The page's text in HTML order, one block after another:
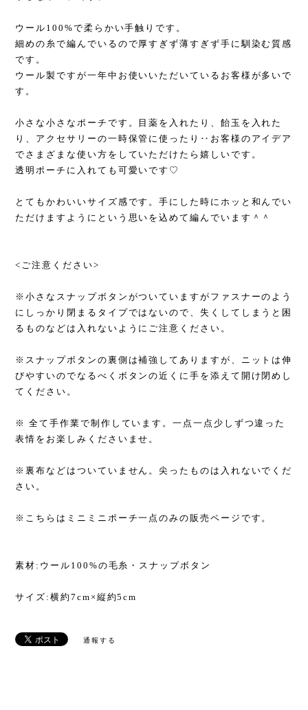
ウール100%で柔らかい手触りです。
細めの糸で編んでいるので厚すぎず薄すぎず手に馴染む質感
です。
ウール製ですが一年中お使いいただいているお客様が多いで
す。
小さな小さなポーチです。目薬を入れたり、飴玉を入れた
り、アクセサリーの一時保管に使ったり‥お客様のアイデア
でさまざまな使い方をしていただけたら嬉しいです。
透明ポーチに入れても可愛いです♡
とてもかわいいサイズ感です。手にした時にホッと和んでい
ただけますようにという思いを込めて編んでいます＾＾
<ご注意ください>
※小さなスナップボタンがついていますがファスナーのよう
にしっかり閉まるタイプではないので、失くしてしまうと困
るものなどは入れないようにご注意ください。
※スナップボタンの裏側は補強してありますが、ニットは伸
びやすいのでなるべくボタンの近くに手を添えて開け閉めし
てください。
※ 全て手作業で制作しています。一点一点少しずつ違った
表情をお楽しみくださいませ。
※裏布などはついていません。尖ったものは入れないでくだ
さい。
※こちらはミニミニポーチ一点のみの販売ページです。
素材:ウール100%の毛糸・スナップボタン
サイズ:横約7cm×縦約5cm
通報する